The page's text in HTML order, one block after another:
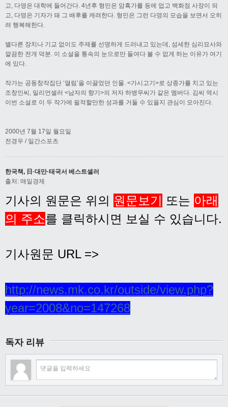
고, 다영은 대학에 들어간다. 4년후 형민은 암흑가를 등에 업고 백화점 사장이 되
고, 다영은 기자가 돼 그 배후를 캐려한다. 형민은 그런 다영의 모습을 보면서 오히
려 행복해한다.
별다른 장치나 기교 없이도 주제를 선명하게 드러내고 있는데, 섬세한 심리묘사와
깔끔한 전개 덕분. 이 소설을 통속의 눈으로만 들여다 볼 수 없게 하는 이유가 여기
에 있다.
작가는 공동창작집단 ‘열림’을 이끌었던 인물. <가시고기>로 상종가를 치고 있는
조창인씨, 밀리언셀러 <남자의 향기>의 저자 하병무씨가 같은 멤버다. 김씨 역시
이번 소설로 이 두 작가에 필적할만한 성과를 거둘 수 있을지 관심이 모아진다.
2000년 7월 17일 월요일
전경우 / 일간스포츠
한국책, 日·대만·태국서 베스트셀러
출처: 매일경제
기사의 원문은 위의 원문보기 또는 아래
의 주소를 클릭하시면 보실 수 있습니다.
기사원문 URL =>
http://news.mk.co.kr/outside/view.php?
year=2008&no=147268
독자 리뷰